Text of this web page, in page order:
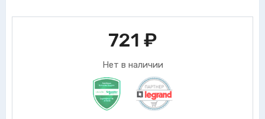
721 ₽
Нет в наличии